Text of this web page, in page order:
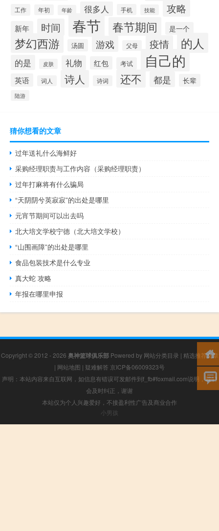
工作 年初 年龄 很多人 手机 技能 攻略
新年 时间 春节 春节期间 是一个
梦幻西游 汤圆 游戏 父母 疫情 的人
的是 皮肤 礼物 红包 考试 自己的
英语 词人 诗人 诗词 还不 都是 长辈
陆游
猜你想看的文章
过年送礼什么海鲜好
采购经理职责与工作内容（采购经理职责）
过年打麻将有什么骗局
“天阴阴兮英寂寂”的出处是哪里
元宵节期间可以出去吗
北大培文学校宁德（北大培文学校）
“山围画障”的出处是哪里
食品包装技术是什么专业
真大蛇 攻略
年报在哪里申报
Copyright © 2012 - 2026 奥神篮球俱乐部Powered by 网站分类目录 | 精选推荐文章
| 网站地图 | 疑难解答 京ICP备06009323号
声明：本站内容来自互联网，如信息有错误可发邮件到f_fb#foxmail.com说明，我们
会及时纠正，谢谢
本站仅为个人兴趣爱好，不接盈利性广告及商业合作
小男孩